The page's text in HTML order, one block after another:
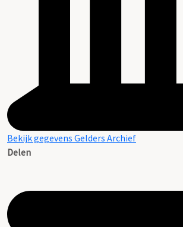
Bekijk gegevens Gelders Archief
Delen